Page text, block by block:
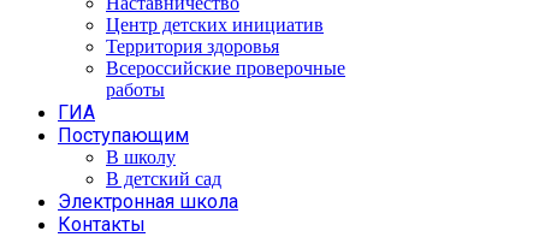
Центр детских инициатив
Территория здоровья
Всероссийские проверочные
работы
ГИА
Поступающим
В школу
В детский сад
Электронная школа
Контакты